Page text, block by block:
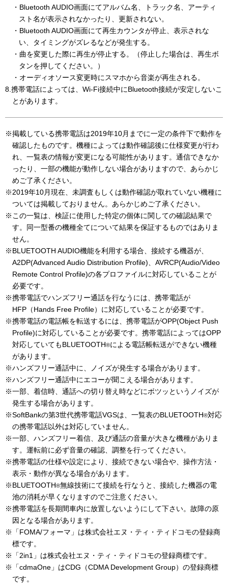
・Bluetooth AUDIO画面にてアルバム名、トラック名、アーティ
スト名が表示されなかったり、更新されない。
・Bluetooth AUDIO画面にて再生カウンタが停止、表示されな
い、タイミングがズレるなどが発生する。
・曲を変更した際に再生が停止する。（停止した場合は、再生ボ
タンを押してください。）
・オーディオソース変更時にスマホから音楽が再生される。
8.携帯電話によっては、Wi-Fi接続中にBluetooth接続が安定しないこ
とがあります。
※掲載している携帯電話は2019年10月までに一定の条件下で動作を
確認したものです。機種によっては動作確認後に仕様変更が行わ
れ、一覧表の情報が変更になる可能性があります。通信できなか
ったり、一部の機能が動作しない場合がありますので、あらかじ
めご了承ください。
※2019年10月現在、未調査もしくは動作確認が取れていない機種に
ついては掲載しておりません。あらかじめご了承ください。
※この一覧は、検証に使用した特定の個体に関しての確認結果で
す。同一型番の機種全てについて結果を保証するものではありま
せん。
※BLUETOOTH AUDIO機能を利用する場合、接続する機器が、
A2DP(Advanced Audio Distribution Profile)、AVRCP(Audio/Video
Remote Control Profile)の各プロファイルに対応していることが
必要です。
※携帯電話でハンズフリー通話を行なうには、携帯電話が
HFP（Hands Free Profile）に対応していることが必要です。
※携帯電話の電話帳を転送するには、携帯電話がOPP(Object Push
Profile)に対応していることが必要です。携帯電話によってはOPP
対応していてもBLUETOOTH®による電話帳転送ができない機種
があります。
※ハンズフリー通話中に、ノイズが発生する場合があります。
※ハンズフリー通話中にエコーが聞こえる場合があります。
※一部、着信時、通話への切り替え時などにボツッというノイズが
発生する場合があります。
※SoftBankの第3世代携帯電話VGSは、一覧表のBLUETOOTH®対応
の携帯電話以外は対応していません。
※一部、ハンズフリー着信、及び通話の音量が大きな機種がありま
す。運転前に必ず音量の確認、調整を行ってください。
※携帯電話の仕様や設定により、接続できない場合や、操作方法・
表示・動作が異なる場合があります。
※BLUETOOTH®無線技術にて接続を行なうと、接続した機器の電
池の消耗が早くなりますのでご注意ください。
※携帯電話を長期間車内に放置しないようにして下さい。故障の原
因となる場合があります。
※「FOMA/フォーマ」は株式会社エヌ・ティ・ティドコモの登録商
標です。
※「2in1」は株式会社エヌ・ティ・ティドコモの登録商標です。
※「cdmaOne」はCDG（CDMA Development Group）の登録商標
です。